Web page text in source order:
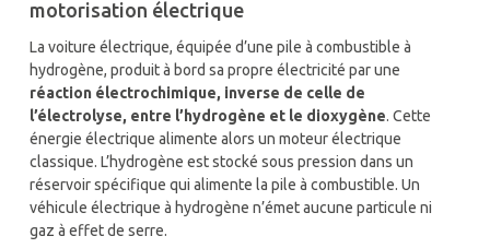
motorisation électrique
La voiture électrique, équipée d’une pile à combustible à
hydrogène, produit à bord sa propre électricité par une
réaction électrochimique, inverse de celle de
l’électrolyse, entre l’hydrogène et le dioxygène. Cette
énergie électrique alimente alors un moteur électrique
classique. L’hydrogène est stocké sous pression dans un
réservoir spécifique qui alimente la pile à combustible. Un
véhicule électrique à hydrogène n’émet aucune particule ni
gaz à effet de serre.